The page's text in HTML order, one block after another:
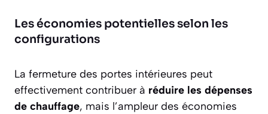
Les économies potentielles selon les
configurations
La fermeture des portes intérieures peut
effectivement contribuer à réduire les dépenses
de chauffage, mais l’ampleur des économies